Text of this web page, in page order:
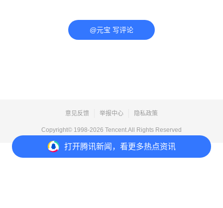
打开腾讯新闻，看更多热点资讯
@元宝 写评论
意见反馈 举报中心 隐私政策
Copyright© 1998-2026 Tencent.All Rights Reserved